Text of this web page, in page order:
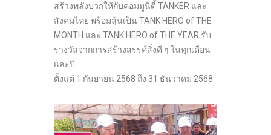
สร้างพลังบวกให้กับคอมมูนิตี้ TANKER และ
สังคมไทย พร้อมลุ้นเป็น TANK HERO of THE
MONTH และ TANK HERO of THE YEAR รับ
รางวัลจากการสร้างสรรค์สิ่งดี ๆ ในทุกเดือน
และปี
ตั้งแต่ 1 กันยายน 2568 ถึง 31 ธันวาคม 2568